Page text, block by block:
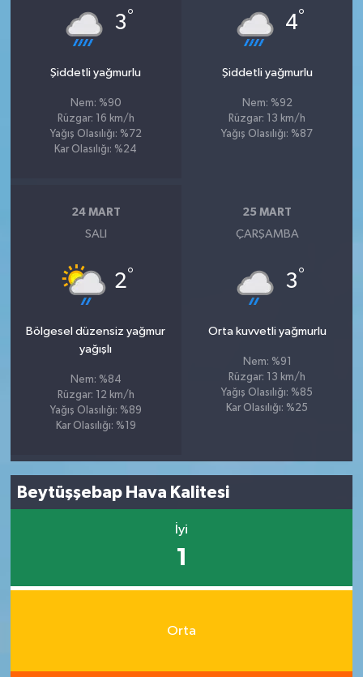
3°
Şiddetli yağmurlu
Nem: %90
Rüzgar: 16 km/h
Yağış Olasılığı: %72
Kar Olasılığı: %24
4°
Şiddetli yağmurlu
Nem: %92
Rüzgar: 13 km/h
Yağış Olasılığı: %87
24 MART
SALI
2°
Bölgesel düzensiz yağmur
yağışlı
Nem: %84
Rüzgar: 12 km/h
Yağış Olasılığı: %89
Kar Olasılığı: %19
25 MART
ÇARŞAMBA
3°
Orta kuvvetli yağmurlu
Nem: %91
Rüzgar: 13 km/h
Yağış Olasılığı: %85
Kar Olasılığı: %25
Beytüşşebap Hava Kalitesi
İyi
1
Orta